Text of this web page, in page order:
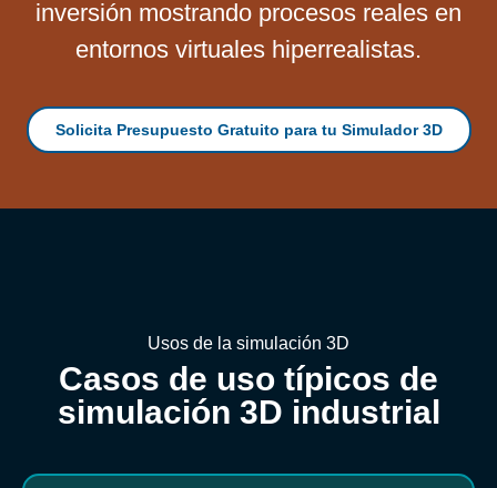
inversión mostrando procesos reales en
entornos virtuales hiperrealistas.
Solicita Presupuesto Gratuito para tu Simulador 3D
Usos de la simulación 3D
Casos de uso típicos de
simulación 3D industrial